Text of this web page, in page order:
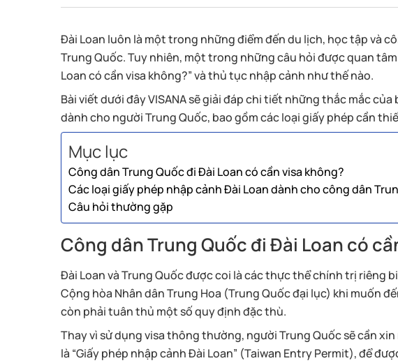
Đài Loan luôn là một trong những điểm đến du lịch, học tập và
Trung Quốc. Tuy nhiên, một trong những câu hỏi được quan
Loan có cần visa không?” và thủ tục nhập cảnh như thế nào.
Bài viết dưới đây VISANA sẽ giải đáp chi tiết những thắc mắc
dành cho người Trung Quốc, bao gồm các loại giấy phép cần
Mục lục
Công dân Trung Quốc đi Đài Loan có cần visa không?
Các loại giấy phép nhập cảnh Đài Loan dành cho công dân
Câu hỏi thường gặp
Công dân Trung Quốc đi Đài Loan có
Đài Loan và Trung Quốc được coi là các thực thể chính trị riêng
Cộng hòa Nhân dân Trung Hoa (Trung Quốc đại lục) khi muốn
còn phải tuân thủ một số quy định đặc thù.
Thay vì sử dụng visa thông thường, người Trung Quốc sẽ cần
là “Giấy phép nhập cảnh Đài Loan” (Taiwan Entry Permit), để